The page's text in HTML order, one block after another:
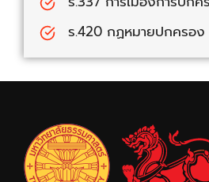
ร.420 กฏหมายปกครอง